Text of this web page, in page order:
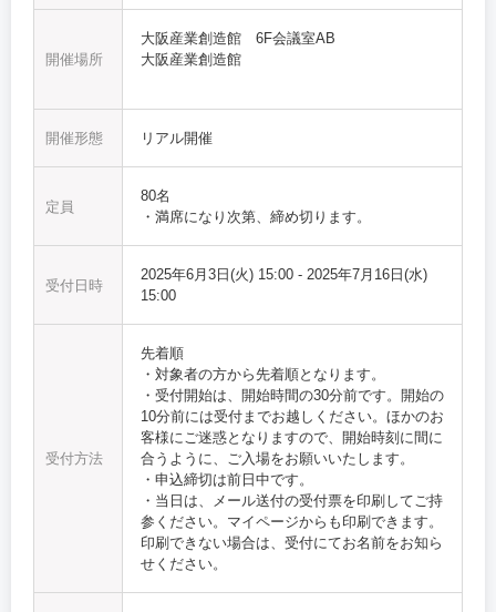
開催場所
大阪産業創造館 6F会議室AB
大阪産業創造館
開催形態 リアル開催
定員
80名
・満席になり次第、締め切ります。
受付日時
2025年6月3日(火) 15:00 - 2025年7月16日(水)
15:00
受付方法
先着順
・対象者の方から先着順となります。
・受付開始は、開始時間の30分前です。開始の
10分前には受付までお越しください。ほかのお
客様にご迷惑となりますので、開始時刻に間に
合うように、ご入場をお願いいたします。
・申込締切は前日中です。
・当日は、メール送付の受付票を印刷してご持
参ください。マイページからも印刷できます。
印刷できない場合は、受付にてお名前をお知ら
せください。